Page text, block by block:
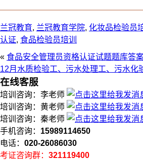
兰冠教育, 兰冠教育学院, 化妆品检验员
认证, 食品检验员培训
« 食品安全管理员资格认证试题题库答
12月水质检验工、污水处理工、污水化
在线客服
培训咨询：李老师
培训咨询：黄老师
培训咨询：秦老师
手机咨询： 15989114650
电话： 020-26086030
考证咨询群： 321119400